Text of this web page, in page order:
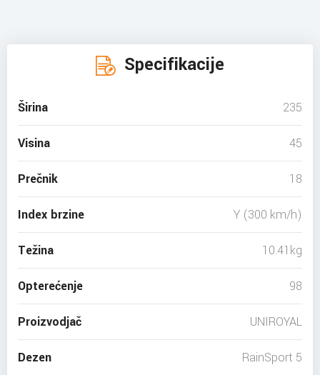
Specifikacije
Širina 235
Visina 45
Prečnik 18
Index brzine Y (300 km/h)
Težina 10.41kg
Opterećenje 98
Proizvodjač UNIROYAL
Dezen RainSport 5